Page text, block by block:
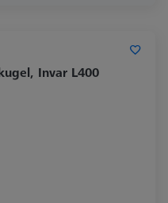
Invar L400